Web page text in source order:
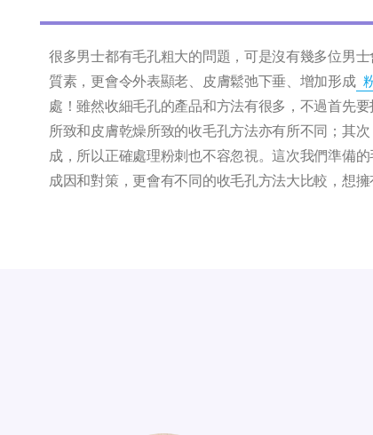
很多男士都有毛孔粗大的問題，可是沒有幾多位男
質素，更會令外表顯老、皮膚鬆弛下垂、增加形成
處！雖然收細毛孔的產品和方法有很多，不過首先
所致和皮膚乾燥所致的收毛孔方法亦有所不同；其
成，所以正確處理粉刺也不容忽視。這次我們準備
成因和對策，更會有不同的收毛孔方法大比較，想